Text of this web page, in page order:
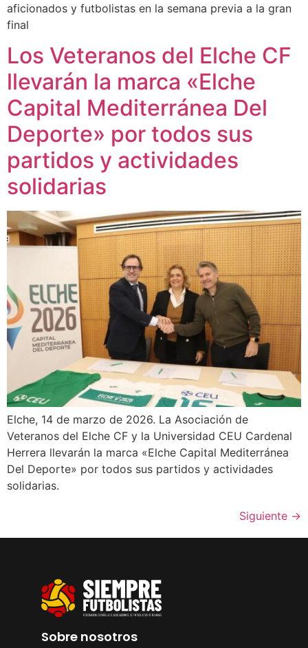
aficionados y futbolistas en la semana previa a la gran
final
Los Veteranos del Elche CF
llevarán la marca «Elche
Capital Mediterránea Del
Deporte» por todos sus
partidos y actividades
solidarias
Elche, 14 de marzo de 2026. La Asociación de
Veteranos del Elche CF y la Universidad CEU Cardenal
Herrera llevarán la marca «Elche Capital Mediterránea
Del Deporte» por todos sus partidos y actividades
solidarias.
Siguiente →
Sobre nosotros